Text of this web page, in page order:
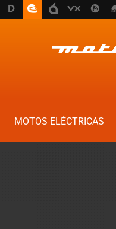
MOTOS ELÉCTRICAS